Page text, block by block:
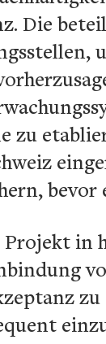
Die
zu
bevor
in
zu